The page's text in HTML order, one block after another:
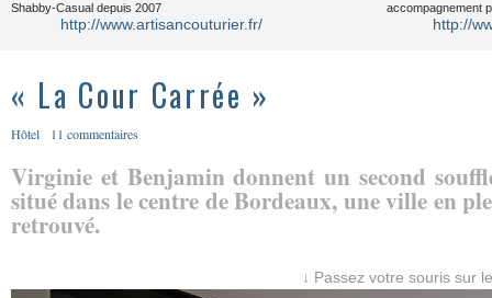
Shabby-Casual depuis 2007
http://www.artisancouturier.fr/
accompagnement
http://
« La Cour Carrée »
Hôtel 11 commentaires
Virginie et Benjamin donnent un second
situé dans le centre de Bordeaux, une ville en
retrouvé.
↓ Passez votre souris sur